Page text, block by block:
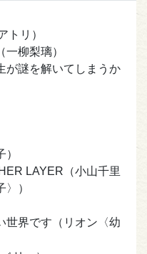
トリ）
一柳梨璃）
が謎を解いてしまうか
LAYER（小山千里
）
世界です（リオン〈幼